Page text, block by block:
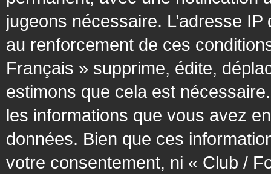
jugeons nécessaire. L’adresse
au renforcement de ces
Français » supprime, édite,
estimons que cela est
les informations que vous avez
données. Bien que ces
votre consentement, ni « Club /